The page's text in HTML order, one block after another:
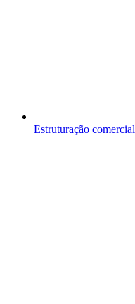
Estruturação comercial